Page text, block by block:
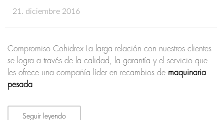
21. diciembre 2016
Compromiso Cohidrex La larga relación con nuestros clientes
se logra a través de la calidad, la garantía y el servicio que
les ofrece una compañía líder en recambios de maquinaria
pesada
Seguir leyendo